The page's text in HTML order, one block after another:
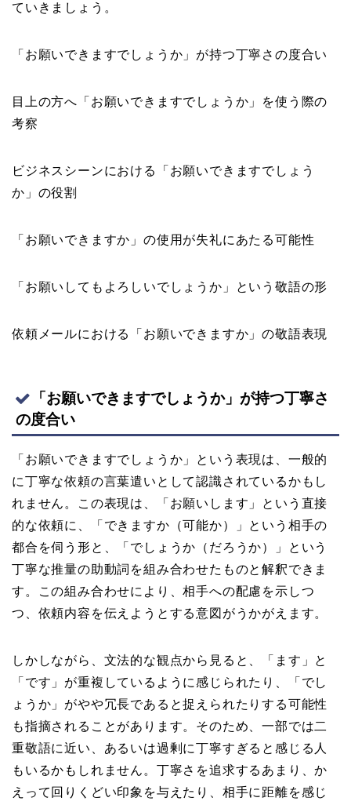
ていきましょう。
「お願いできますでしょうか」が持つ丁寧さの度合い
目上の方へ「お願いできますでしょうか」を使う際の
考察
ビジネスシーンにおける「お願いできますでしょう
か」の役割
「お願いできますか」の使用が失礼にあたる可能性
「お願いしてもよろしいでしょうか」という敬語の形
依頼メールにおける「お願いできますか」の敬語表現
「お願いできますでしょうか」が持つ丁寧さ
の度合い
「お願いできますでしょうか」という表現は、一般的
に丁寧な依頼の言葉遣いとして認識されているかもし
れません。この表現は、「お願いします」という直接
的な依頼に、「できますか（可能か）」という相手の
都合を伺う形と、「でしょうか（だろうか）」という
丁寧な推量の助動詞を組み合わせたものと解釈できま
す。この組み合わせにより、相手への配慮を示しつ
つ、依頼内容を伝えようとする意図がうかがえます。
しかしながら、文法的な観点から見ると、「ます」と
「です」が重複しているように感じられたり、「でし
ょうか」がやや冗長であると捉えられたりする可能性
も指摘されることがあります。そのため、一部では二
重敬語に近い、あるいは過剰に丁寧すぎると感じる人
もいるかもしれません。丁寧さを追求するあまり、か
えって回りくどい印象を与えたり、相手に距離を感じ